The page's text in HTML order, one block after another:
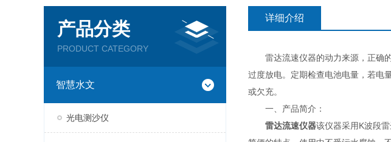
产品分类
PRODUCT CATEGORY
智慧水文
光电测沙仪
详细介绍
雷达流速仪器的动力来源，正确的
过度放电。定期检查电池电量，若电
或欠充。
一、产品简介：
雷达流速仪器该仪器采用K波段